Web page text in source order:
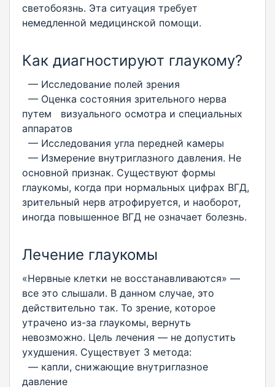
светобоязнь. Эта ситуация требует
немедленной медицинской помощи.
Как диагностируют глаукому?
— Исследование полей зрения
— Оценка состояния зрительного нерва
путем визуального осмотра и специальных
аппаратов
— Исследования угла передней камеры
— Измерение внутриглазного давления. Не
основной признак. Существуют формы
глаукомы, когда при нормальных цифрах ВГД,
зрительный нерв атрофируется, и наоборот,
иногда повышенное ВГД не означает болезнь.
Лечение глаукомы
«Нервные клетки не восстанавливаются» —
все это слышали. В данном случае, это
действительно так. То зрение, которое
утрачено из-за глаукомы, вернуть
невозможно. Цель лечения — не допустить
ухудшения. Существует 3 метода:
— капли, снижающие внутриглазное
давление